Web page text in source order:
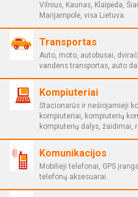
Vilnius, Kaunas, Klaipėda,
Marijampolė, visa Lietuva.
Transportas
Auto, moto, autobusai,
vandens transportas, auto
Kompiuteriai
Stacionarūs ir nešiojamieji
kompiuteriai, kompiuterių
kompiuterių dalys, žaidimai,
Komunikacijos
Mobilieji telefonai, GPS
telefonų aksesuarai.